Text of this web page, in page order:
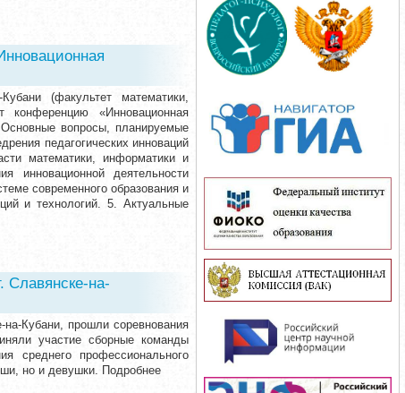
(факультет математики,
«Инновационная
Основные вопросы, планируемые
педагогических инноваций
математики, информатики и
инновационной деятельности
современного образования и
и технологий. 5. Актуальные
Славянске-на-
Кубани, прошли соревнования
участие сборные команды
среднего профессионального
но и девушки. Подробнее